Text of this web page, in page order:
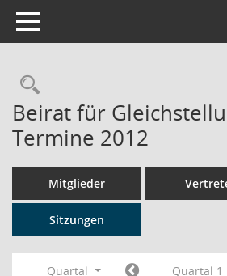
Toggle navigation
Rechercheauswahl
Beirat für
Termine 2012
Mitglieder
Sitzungen
Quartal
Quartal 1